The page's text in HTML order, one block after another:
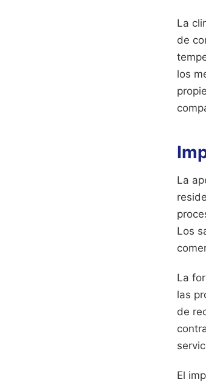
La
de
los
La
Los
La
las
de
El